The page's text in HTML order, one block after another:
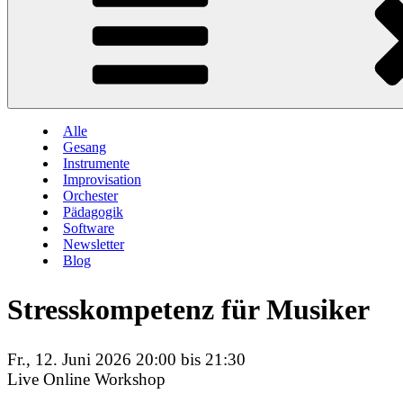
Alle
Gesang
Instrumente
Improvisation
Orchester
Pädagogik
Software
Newsletter
Blog
Stresskompetenz für Musiker
Fr., 12. Juni 2026 20:00 bis 21:30
Live Online Workshop